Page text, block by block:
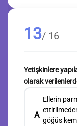
13/ 16
Yetişkinlere
olarak
A
Ellerin
göğüs